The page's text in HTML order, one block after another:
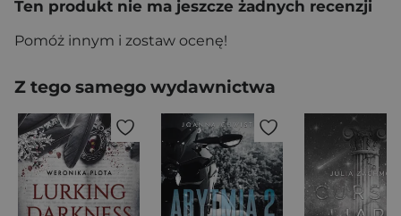
Ten produkt nie ma jeszcze żadnych recenzji
Pomóż innym i zostaw ocenę!
Z tego samego wydawnictwa